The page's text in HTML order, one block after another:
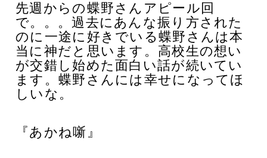
先週からの蝶野さんアピール回
で。。。過去にあんな振り方された
のに一途に好きでいる蝶野さんは本
当に神だと思います。高校生の想い
が交錯し始めた面白い話が続いてい
ます。蝶野さんには幸せになってほ
しいな。
『あかね噺』